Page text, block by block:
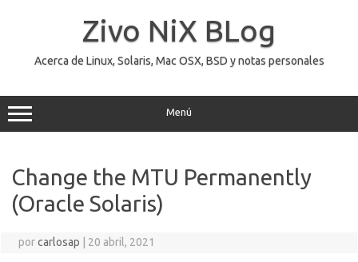
Zivo NiX BLog
Acerca de Linux, Solaris, Mac OSX, BSD y notas personales
Menú
Change the MTU Permanently
(Oracle Solaris)
porcarlosap 20 abril, 2021